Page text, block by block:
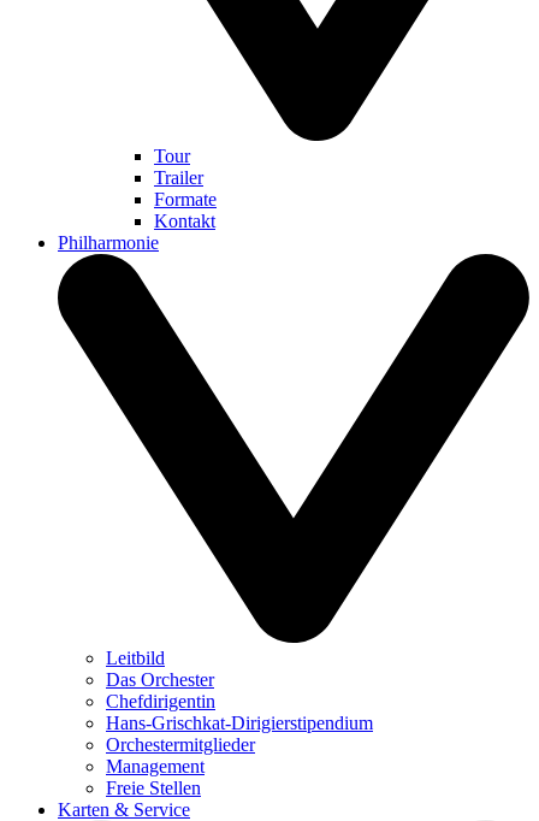
Tour
Trailer
Formate
Kontakt
Philharmonie
Leitbild
Das Orchester
Chefdirigentin
Hans-Grischkat-Dirigierstipendium
Orchestermitglieder
Management
Freie Stellen
Karten & Service